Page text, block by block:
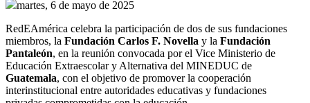
martes, 6 de mayo de 2025
RedEAmérica celebra la participación de dos de sus fundaciones
miembros, la Fundación Carlos F. Novella y la Fundación
Pantaleón, en la reunión convocada por el Vice Ministerio de
Guatemala, con el objetivo de promover la cooperación
interinstitucional entre autoridades educativas y fundaciones